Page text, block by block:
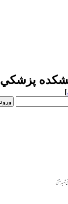
پزشکي
[